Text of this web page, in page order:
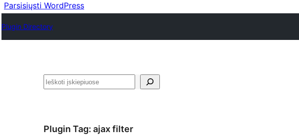
Parsisiųsti WordPress
Plugin Directory
Paieška
Plugin Tag: ajax filter